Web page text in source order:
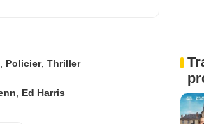
, Policier, Thriller
, Ed Harris